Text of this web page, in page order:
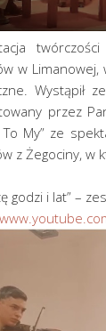
w Limanowej,
Wystąpił
przez
To My” ze
z Żegociny, w
godzi i lat” –